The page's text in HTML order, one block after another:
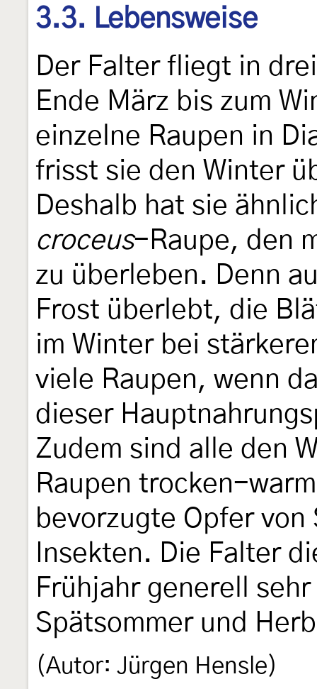
3.3. Lebensweise
Der Falter fliegt in
Ende März bis zum
einzelne Raupen in
frisst sie den Winter
Deshalb hat sie
croceus-Raupe, den
zu überleben. Denn
Frost überlebt, die
im Winter bei
viele Raupen, wenn
dieser
Zudem sind alle den
Raupen trocken-
bevorzugte Opfer
Insekten. Die Falter
Frühjahr generell
Spätsommer und
(Autor: Jürgen Hensle)